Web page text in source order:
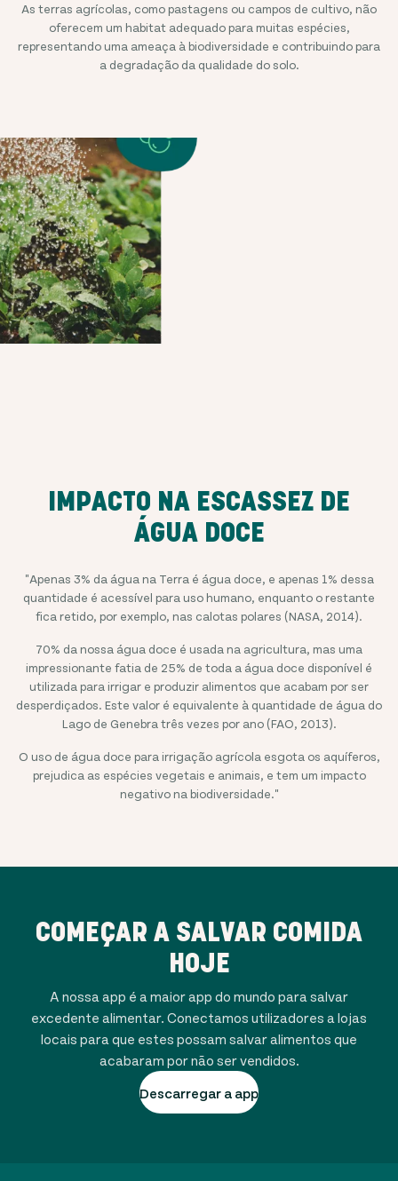
As terras agrícolas, como pastagens ou campos de cultivo, não
oferecem um habitat adequado para muitas espécies,
representando uma ameaça à biodiversidade e contribuindo para
a degradação da qualidade do solo.
IMPACTO NA ESCASSEZ DE
ÁGUA DOCE
"Apenas 3% da água na Terra é água doce, e apenas 1% dessa
quantidade é acessível para uso humano, enquanto o restante
fica retido, por exemplo, nas calotas polares (NASA, 2014).
70% da nossa água doce é usada na agricultura, mas uma
impressionante fatia de 25% de toda a água doce disponível é
utilizada para irrigar e produzir alimentos que acabam por ser
desperdiçados. Este valor é equivalente à quantidade de água do
Lago de Genebra três vezes por ano (FAO, 2013).
O uso de água doce para irrigação agrícola esgota os aquíferos,
prejudica as espécies vegetais e animais, e tem um impacto
negativo na biodiversidade."
COMEÇAR A SALVAR COMIDA
HOJE
A nossa app é a maior app do mundo para salvar
excedente alimentar. Conectamos utilizadores a lojas
locais para que estes possam salvar alimentos que
acabaram por não ser vendidos.
Descarregar a app